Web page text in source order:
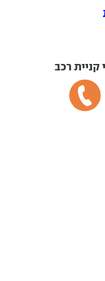
קניית רכב